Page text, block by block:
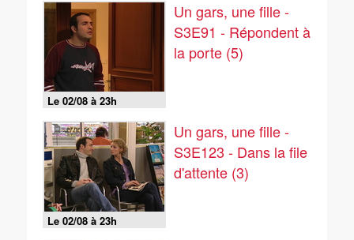
Le 02/08 à 23h
Un gars, une fille -
S3E91 - Répondent à
la porte (5)
Le 02/08 à 23h
Un gars, une fille -
S3E123 - Dans la file
d'attente (3)